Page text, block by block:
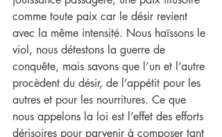
comme toute paix car le désir revient
avec la même intensité. Nous haïssons le
viol, nous détestons la guerre de
conquête, mais savons que l’un et l’autre
procèdent du désir, de l’appétit pour les
autres et pour les nourritures. Ce que
nous appelons la loi est l’effet des efforts
dérisoires pour parvenir à composer tant